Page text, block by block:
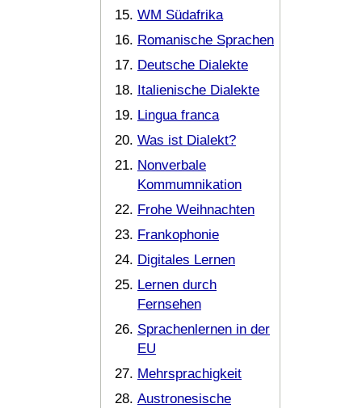
WM Südafrika
Romanische Sprachen
Deutsche Dialekte
Italienische Dialekte
Lingua franca
Was ist Dialekt?
Nonverbale
Kommumnikation
Frohe Weihnachten
Frankophonie
Digitales Lernen
Lernen durch
Fernsehen
Sprachenlernen in der
EU
Mehrsprachigkeit
Austronesische